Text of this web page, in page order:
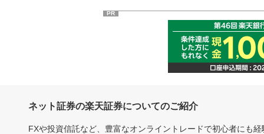
PR
ネット証券の楽天証券についてのご紹介
FXや投資信託など、豊富なオンライントレードで初心者にも